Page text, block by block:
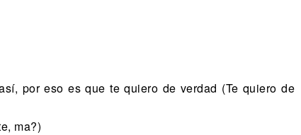
por eso es que te quiero de verdad (Te quiero de
ma?)